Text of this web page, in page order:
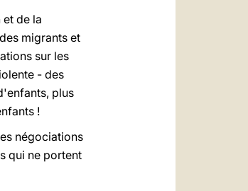
de la
migrants et
sur les
- des
plus
!
négociations
qui ne portent